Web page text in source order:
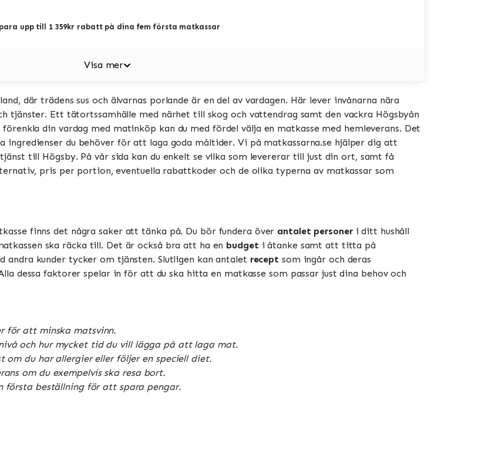
upp till 1 359kr rabatt på dina fem första matkassar
Visa mer
där trädens sus och älvarnas porlande är en del av vardagen. Här lever invånarna nära
tjänster. Ett tätortssamhälle med närhet till skog och vattendrag samt den vackra Högsbyån
din vardag med matinköp kan du med fördel välja en matkasse med hemleverans. Det
du behöver för att laga goda måltider. Vi på matkassarna.se hjälper dig att
till Högsby. På vår sida kan du enkelt se vilka som levererar till just din ort, samt få
pris per portion, eventuella rabattkoder och de olika typerna av matkassar som
finns det några saker att tänka på. Du bör fundera över antalet personeri ditt hushåll
ska räcka till. Det är också bra att ha en budget i åtanke samt att titta på
andra kunder tycker om tjänsten. Slutligen kan antalet recept som ingår och deras
dessa faktorer spelar in för att du ska hitta en matkasse som passar just dina behov och
för att minska matsvinn.
och hur mycket tid du vill lägga på att laga mat.
om du har allergier eller följer en speciell diet.
om du exempelvis ska resa bort.
beställning för att spara pengar.